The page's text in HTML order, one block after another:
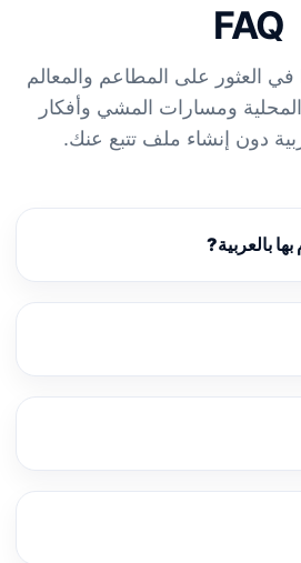
FAQ
يساعدك ROAMN AI في العثور على المطاعم والمعالم
ومسارات المشي وأفكار
دون إنشاء ملف تتبع عنك.
بالعربية?